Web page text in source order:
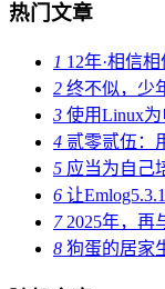
热门文章
1 12年·相信
2 终不似，少
3 使用Linux
4 贰零贰伍：
5 应当为自己
6 让
72025年，再
8 狗蛋的居家